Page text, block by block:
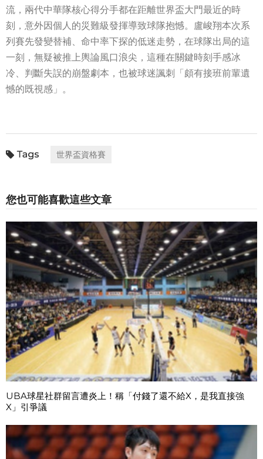
流，兩代中華隊核心得分手都在距離世界盃大門最近的時
刻，意外因個人的災難級發揮導致球隊抱憾。盧峻翔本次系
列賽先發變替補、命中率下探的低迷走勢，在球隊出局的這
一刻，無疑被推上輿論風口浪尖，這種在關鍵時刻手感冰
冷、判斷失誤的崩盤劇本，也被球迷諷刺「頗有接班前輩遺
憾的既視感」。
世界盃資格賽
您也可能喜歡這些文章
UBA球星社群留言遭炎上！稱「付錢了還不給X，是我直接強
X」引爭議